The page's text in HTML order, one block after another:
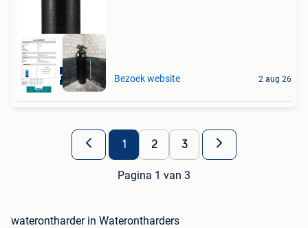
Aquariatics Bezoek website 2 aug 26
1 2 3
Pagina 1 van 3
waterontharder in Waterontharders